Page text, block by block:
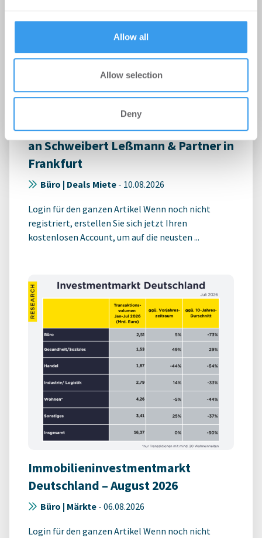
Allow all
Allow selection
Deny
blackolive vermittelt rund 1.100 m²
an Schweibert Leßmann & Partner in
Frankfurt
Büro | Deals Miete - 10.08.2026
Login für den ganzen Artikel Wenn noch nicht
registriert, erstellen Sie sich jetzt Ihren
kostenlosen Account, um auf die neusten ...
Immobilieninvestmentmarkt
Deutschland – August 2026
Büro | Märkte - 06.08.2026
Login für den ganzen Artikel Wenn noch nicht